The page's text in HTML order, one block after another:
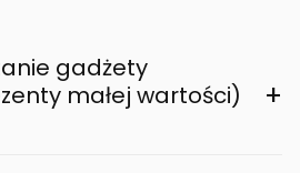
gadżety
małej wartości)
+